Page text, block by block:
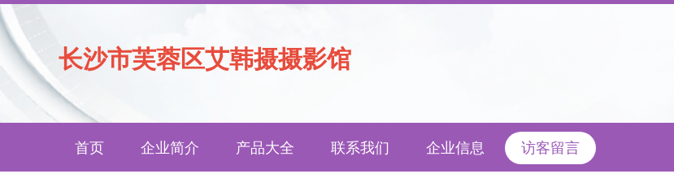
长沙市芙蓉区艾韩摄摄影馆
首页 企业简介 产品大全 联系我们 企业信息 访客留言